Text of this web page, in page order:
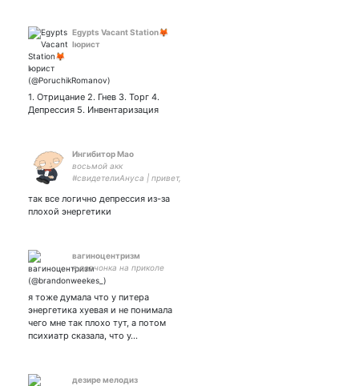
Egypts Vacant Station🦊
lюрист
1. Отрицание 2. Гнев 3. Торг 4.
Депрессия 5. Инвентаризация
Ингибитор Мао
восьмой акк
#свидетелиАнуса | привет,
так все логично депрессия из-за
плохой энергетики
вагиноцентризм
я девчонка на приколе
я тоже думала что у питера
энергетика хуевая и не понимала
чего мне так плохо тут, а потом
психиатр сказала, что у…
дезире мелодиз